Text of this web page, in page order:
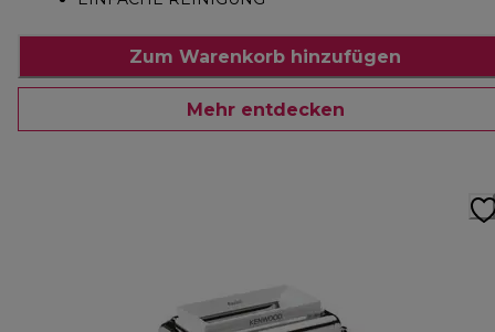
Zum Warenkorb hinzufügen
Mehr entdecken